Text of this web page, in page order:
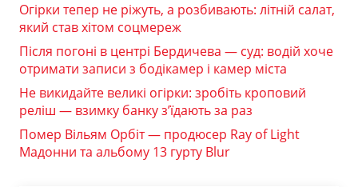
Огірки тепер не ріжуть, а розбивають: літній салат,
який став хітом соцмереж
Після погоні в центрі Бердичева — суд: водій хоче
отримати записи з бодікамер і камер міста
Не викидайте великі огірки: зробіть кроповий
реліш — взимку банку з’їдають за раз
Помер Вільям Орбіт — продюсер Ray of Light
Мадонни та альбому 13 гурту Blur